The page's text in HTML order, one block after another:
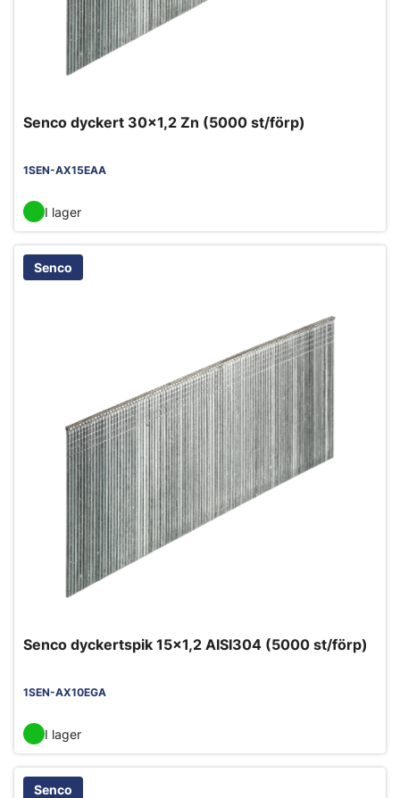
Senco dyckert 30x1,2 Zn (5000 st/förp)
1SEN-AX15EAA
I lager
Senco
Senco dyckertspik 15x1,2 AISI304 (5000 st/förp)
1SEN-AX10EGA
I lager
Senco